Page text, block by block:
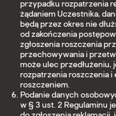
przypadku rozpatrzenia
żądaniem Uczestnika,
będą przez okres nie
od zakończenia
zgłoszenia roszczenia
przechowywania i
może ulec przedłużeniu,
rozpatrzenia roszczenia
roszczeniem.
Podanie danych
w § 3 ust. 2 Regulaminu